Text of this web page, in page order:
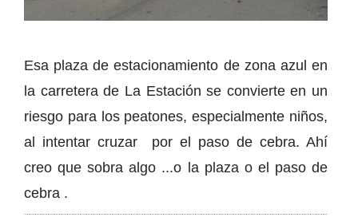
Esa plaza de estacionamiento de zona azul en
la carretera de La Estación se convierte en un
riesgo para los peatones, especialmente niños,
al intentar cruzar por el paso de cebra. Ahí
creo que sobra algo ...o la plaza o el paso de
cebra .